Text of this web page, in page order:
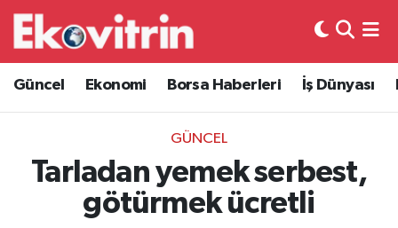
Güncel Ekonomi Borsa Haberleri İş Dünyası
GÜNCEL
Tarladan yemek serbest,
götürmek ücretli
Güncel
Ekonomi
Borsa Haberleri
İş Dünyası
Hava Durumu
Trafik Durumu
Süper Lig Puan Durumu ve Fikstür
Tüm Manşetler